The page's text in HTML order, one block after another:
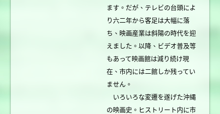
ます。だが、テレビの台頭によ
り六二年から客足は大幅に落
ち、映画産業は斜陽の時代を迎
えました。以降、ビデオ普及等
もあって映画館は減り続け現
在、市内には二館しか残ってい
ません。
いろいろな変遷を遂げた沖縄
の映画史。ヒストリート内に市